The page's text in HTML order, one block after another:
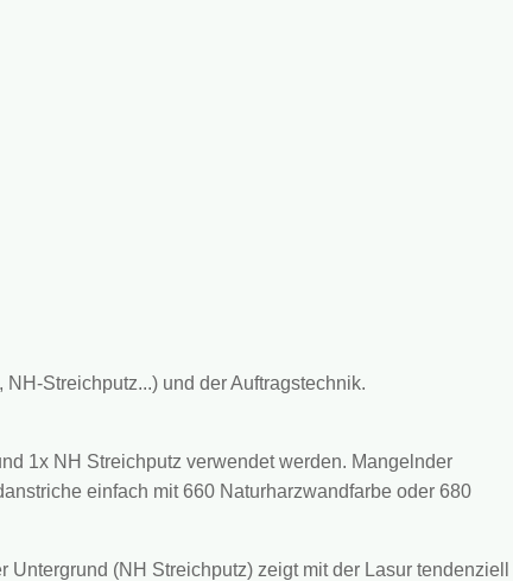
Streichputz...) und der Auftragstechnik.
1x NH Streichputz verwendet werden. Mangelnder
einfach mit 660 Naturharzwandfarbe oder 680
(NH Streichputz) zeigt mit der Lasur tendenziell